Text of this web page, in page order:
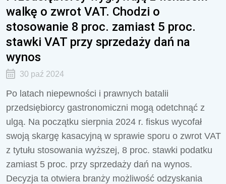
walkę o zwrot VAT. Chodzi o
stosowanie 8 proc. zamiast 5 proc.
stawki VAT przy sprzedaży dań na
wynos
30 paź 2024
Po latach niepewności i prawnych batalii
przedsiębiorcy gastronomiczni mogą odetchnąć z
ulgą. Na początku sierpnia 2024 r. fiskus wycofał
swoją skargę kasacyjną w sprawie sporu o zwrot VAT
z tytułu stosowania wyższej, 8 proc. stawki podatku
zamiast 5 proc. przy sprzedaży dań na wynos.
Decyzja ta otwiera branży możliwość odzyskania